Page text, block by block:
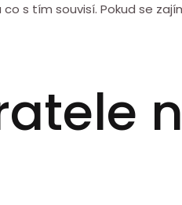
s tím souvisí. Pokud se